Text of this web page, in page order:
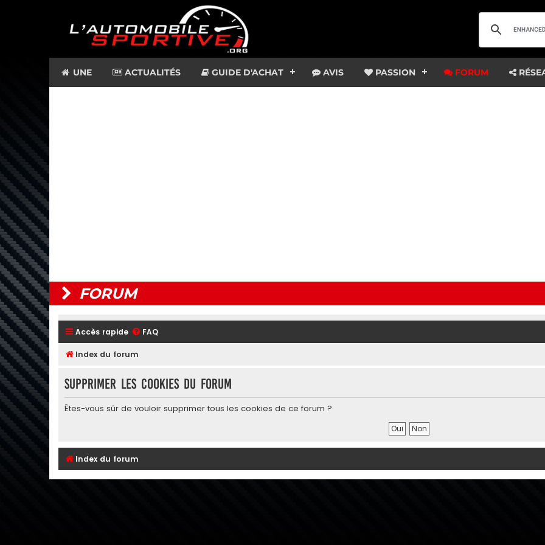
UNE ACTUALITÉS GUIDE D'ACHAT AVIS PASSION FORUM
FORUM
Accès rapide FAQ
Index du forum
Supprimer les cookies du forum
Êtes-vous sûr de vouloir supprimer tous les cookies de ce forum ?
Index du forum